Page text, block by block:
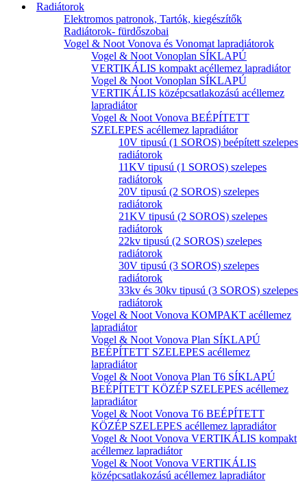
Radiátorok
Elektromos patronok, Tartók, kiegészítők
Radiátorok- fürdőszobai
Vogel & Noot Vonova és Vonomat lapradiátorok
Vogel & Noot Vonoplan SÍKLAPÚ
VERTIKÁLIS kompakt acéllemez lapradiátor
Vogel & Noot Vonoplan SÍKLAPÚ
VERTIKÁLIS középcsatlakozású acéllemez
lapradiátor
Vogel & Noot Vonova BEÉPÍTETT
SZELEPES acéllemez lapradiátor
10V tipusú (1 SOROS) beépített szelepes
radiátorok
11KV tipusú (1 SOROS) szelepes
radiátorok
20V tipusú (2 SOROS) szelepes
radiátorok
21KV tipusú (2 SOROS) szelepes
radiátorok
22kv tipusú (2 SOROS) szelepes
radiátorok
30V tipusú (3 SOROS) szelepes
radiátorok
33kv és 30kv tipusú (3 SOROS) szelepes
radiátorok
Vogel & Noot Vonova KOMPAKT acéllemez
lapradiátor
Vogel & Noot Vonova Plan SÍKLAPÚ
BEÉPÍTETT SZELEPES acéllemez
lapradiátor
Vogel & Noot Vonova Plan T6 SÍKLAPÚ
BEÉPÍTETT KÖZÉP SZELEPES acéllemez
lapradiátor
Vogel & Noot Vonova T6 BEÉPÍTETT
KÖZÉP SZELEPES acéllemez lapradiátor
Vogel & Noot Vonova VERTIKÁLIS kompakt
acéllemez lapradiátor
Vogel & Noot Vonova VERTIKÁLIS
középcsatlakozású acéllemez lapradiátor